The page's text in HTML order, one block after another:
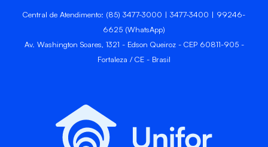
Central de Atendimento: (85) 3477-3000 | 3477-3400 | 99246-
6625 (WhatsApp)
Av. Washington Soares, 1321 - Edson Queiroz - CEP 60811-905 -
Fortaleza / CE - Brasil